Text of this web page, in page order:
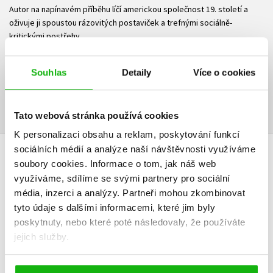
Souhlas Detaily Více o cookies
Tato webová stránka používá cookies
K personalizaci obsahu a reklam, poskytování funkcí
sociálních médií a analýze naší návštěvnosti využíváme
soubory cookies. Informace o tom, jak náš web
využíváme, sdílíme se svými partnery pro sociální
média, inzerci a analýzy. Partneři mohou zkombinovat
tyto údaje s dalšími informacemi, které jim byly
poskytnuty, nebo které poté následovaly, že používáte
jejich služby.
Autor na napínavém příběhu líčí americkou společnost 19. století a
oživuje ji spoustou rázovitých postaviček a trefnými sociálně-
kritickými postřehy.
Ke stažení
PDF Ukázka.pdf PDF Ukázka.pdf
HODNOCENÍ ČTENÁŘŮ
V současné době nejsou vytvořena žádná uživatelská hodnocení.
Vaše hodnocení